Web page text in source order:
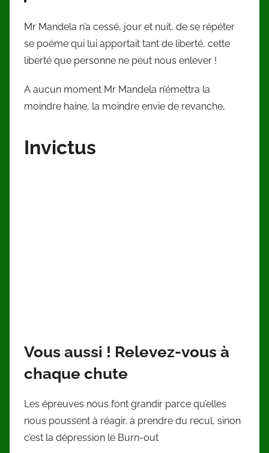
Mr Mandela n’a cessé, jour et nuit, de se répéter
se poème qui lui apportait tant de liberté, cette
liberté que personne ne peut nous enlever !
A aucun moment Mr Mandela n’émettra la
moindre haine, la moindre envie de revanche,
Invictus
Vous aussi ! Relevez-vous à
chaque chute
Les épreuves nous font grandir parce qu’elles
nous poussent à réagir, à prendre du recul, sinon
c’est la dépression le Burn-out